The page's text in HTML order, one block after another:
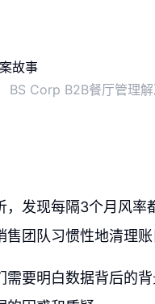
BS Corp B2B餐厅管理
，发现每隔3个月风
团队习惯性地清理账
需要明白数据背后的